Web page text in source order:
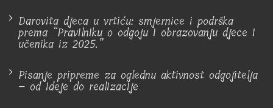
Darovita djeca u vrtiću: smjernice i podrška
prema “Pravilniku o odgoju i obrazovanju djece i
učenika iz 2025.”
Pisanje pripreme za oglednu aktivnost odgojitelja
– od ideje do realizacije